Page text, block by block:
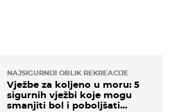
NAJSIGURNIJI OBLIK REKREACIJE
Vježbe za koljeno u moru: 5
sigurnih vježbi koje mogu
smanjiti bol i poboljšati